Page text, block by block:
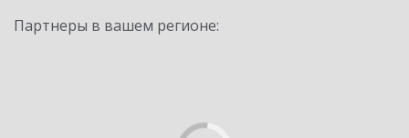
Партнеры в вашем регионе: